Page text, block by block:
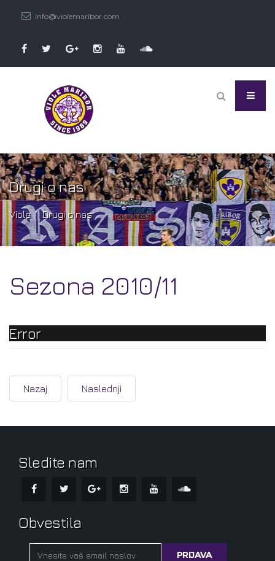
info@violemaribor.com
Drugi o nas
Viole Drugi o nas
Sezona 2010/11
Error
Nazaj Naslednji
Sledite nam
Obvestila